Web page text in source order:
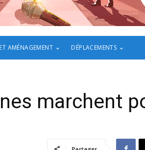
AMÉNAGEMENT DÉPLACEMENTS
marchent